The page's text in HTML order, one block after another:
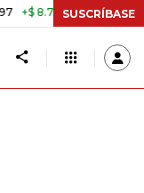
+2,19% TASA
SUSCRÍBASE